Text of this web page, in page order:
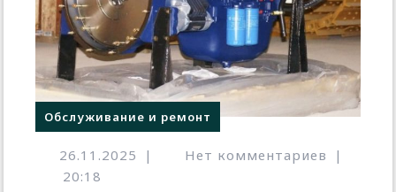
Обслуживание и ремонт
26.11.2025 | Нет комментариев
|
20:18